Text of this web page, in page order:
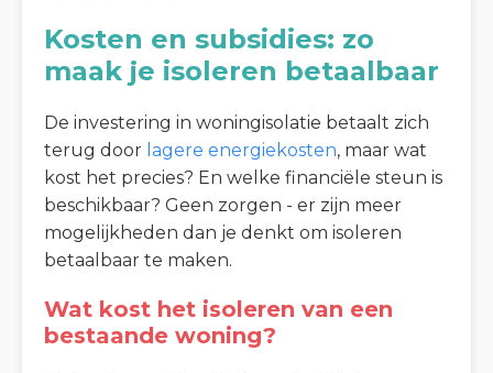
Kosten en subsidies: zo
maak je isoleren betaalbaar
De investering in woningisolatie betaalt zich
terug door lagere energiekosten, maar wat
kost het precies? En welke financiële steun is
beschikbaar? Geen zorgen - er zijn meer
mogelijkheden dan je denkt om isoleren
betaalbaar te maken.
Wat kost het isoleren van een
bestaande woning?